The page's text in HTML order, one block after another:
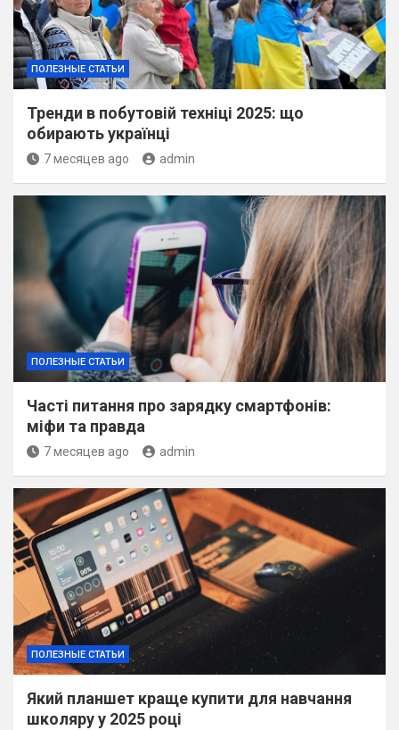
ПОЛЕЗНЫЕ СТАТЬИ
Тренди в побутовій техніці 2025: що
обирають українці
7 месяцев ago admin
ПОЛЕЗНЫЕ СТАТЬИ
Часті питання про зарядку смартфонів:
міфи та правда
7 месяцев ago admin
ПОЛЕЗНЫЕ СТАТЬИ
Який планшет краще купити для навчання
школяру у 2025 році